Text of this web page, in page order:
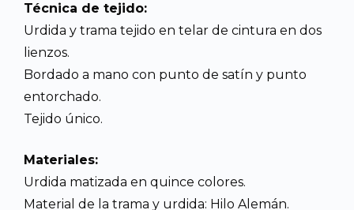
Técnica de tejido:
Urdida y trama tejido en telar de cintura en dos
lienzos.
Bordado a mano con punto de satín y punto
entorchado.
Tejido único.
Materiales:
Urdida matizada en quince colores.
Material de la trama y urdida: Hilo Alemán.